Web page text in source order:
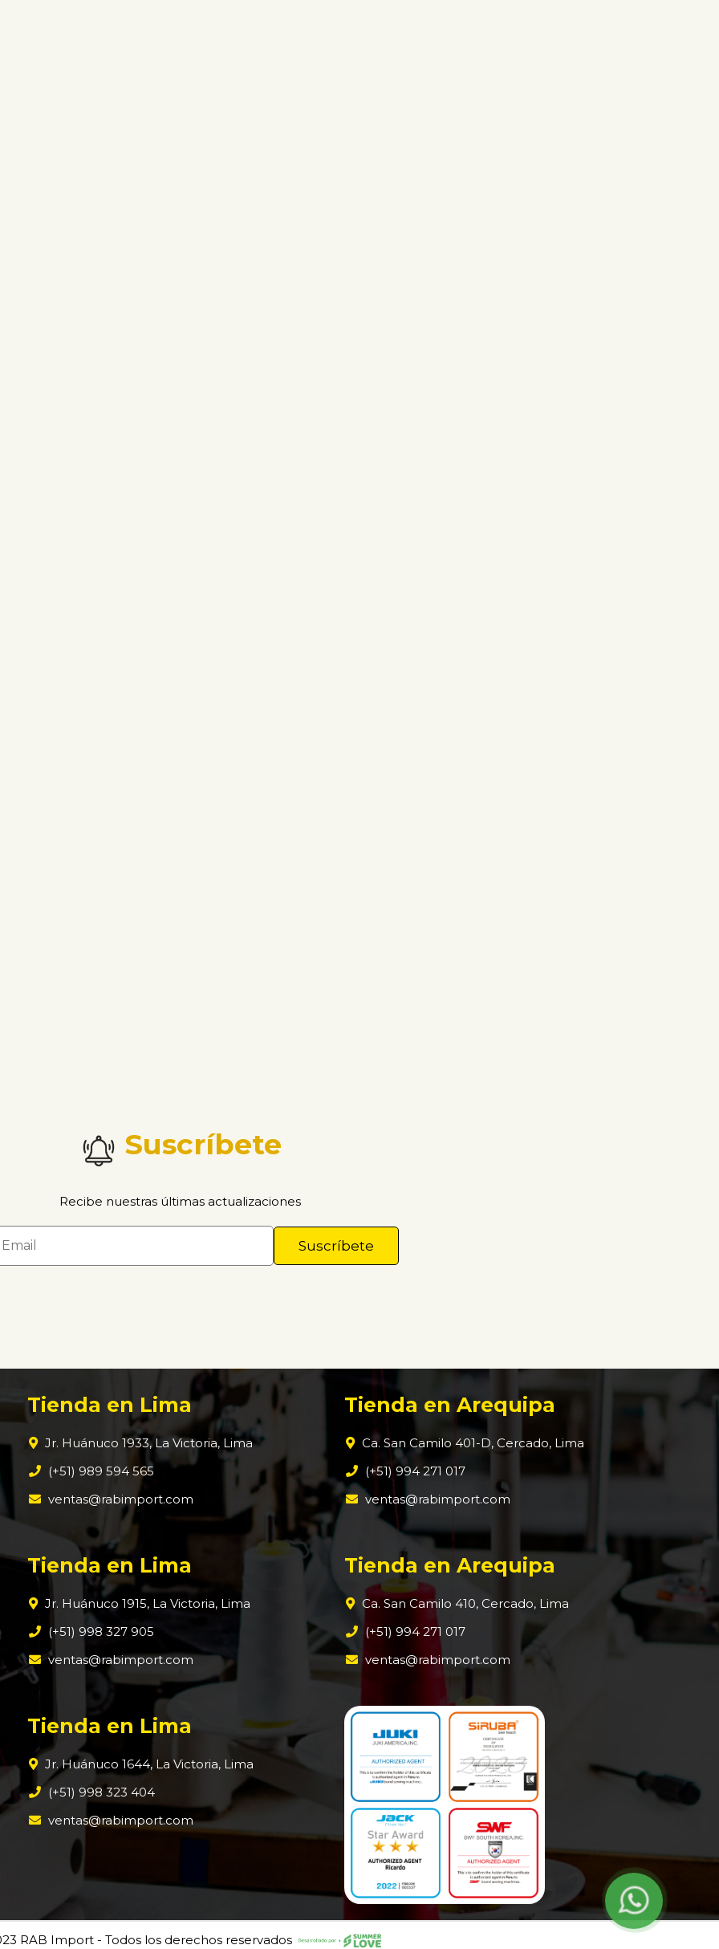
Suscríbete
Recibe nuestras últimas actualizaciones
Tienda en Lima
Jr. Huánuco 1933, La Victoria, Lima
(+51) 989 594 565
ventas@rabimport.com
Tienda en Lima
Jr. Huánuco 1915, La Victoria, Lima
(+51) 998 327 905
ventas@rabimport.com
Tienda en Lima
Jr. Huánuco 1644, La Victoria, Lima
(+51) 998 323 404
ventas@rabimport.com
Tienda en Arequipa
Ca. San Camilo 401-D, Cercado, Lima
(+51) 994 271 017
ventas@rabimport.com
Tienda en Arequipa
Ca. San Camilo 410, Cercado, Lima
(+51) 994 271 017
ventas@rabimport.com
RAB Import - Todos los derechos reservados